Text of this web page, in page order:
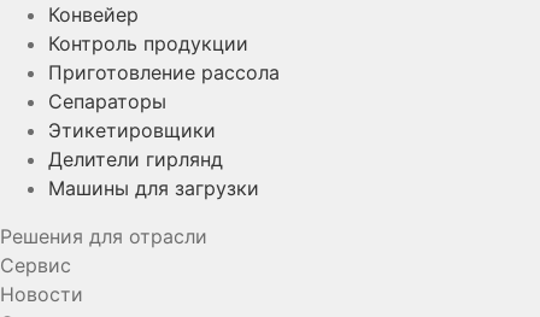
Конвейер
Контроль продукции
Приготовление рассола
Сепараторы
Этикетировщики
Делители гирлянд
Машины для загрузки
Решения для отрасли
Сервис
Новости